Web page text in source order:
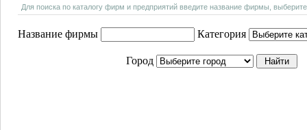
Для поиска по каталогу фирм и предприятий введите название фирмы, выберите
Название фирмы Категория
Город